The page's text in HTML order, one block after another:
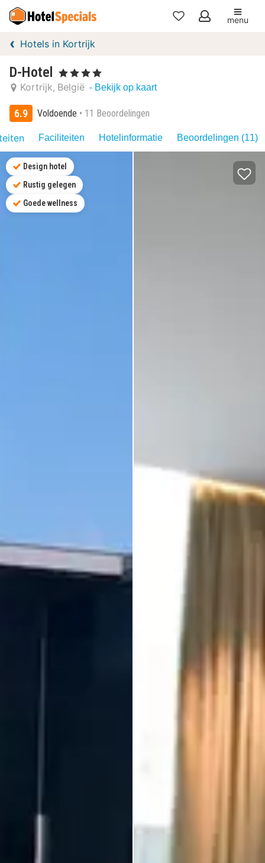
Mijn
menu
Hotels in Kortrijk
D-Hotel , 4 Sterren
Kortrijk België - Bekijk op kaart
6.9 Voldoende 11 Beoordelingen
Faciliteiten Hotelinformatie Beoordelingen (11)
Design hotel
Rustig gelegen
Goede wellness